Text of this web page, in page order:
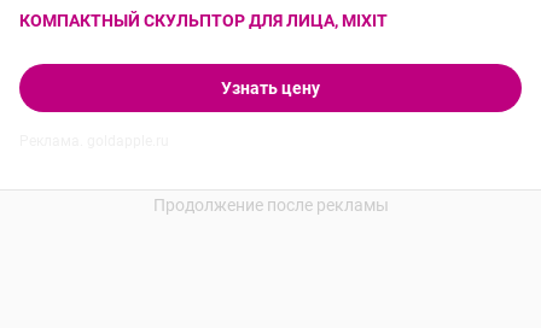
КОМПАКТНЫЙ СКУЛЬПТОР ДЛЯ ЛИЦА, MIXIT
Узнать цену